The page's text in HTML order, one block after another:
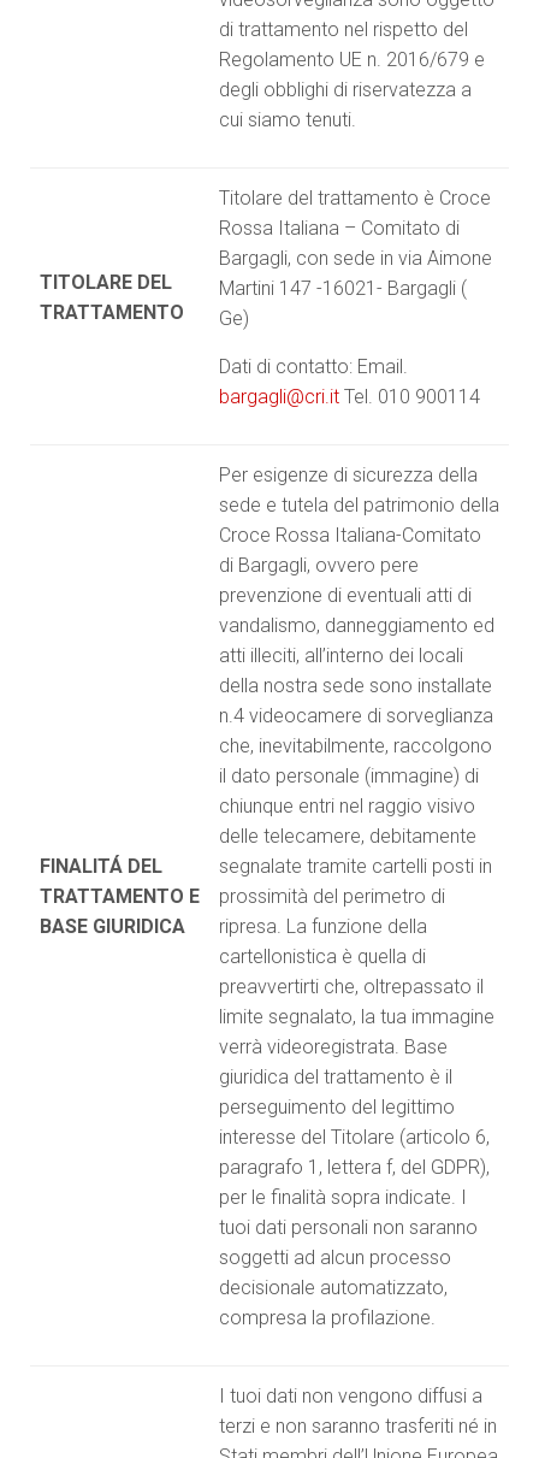
di trattamento nel rispetto del
Regolamento UE n. 2016/679 e
degli obblighi di riservatezza a
cui siamo tenuti.
TITOLARE DEL
TRATTAMENTO
Titolare del trattamento è Croce
Rossa Italiana – Comitato di
Bargagli, con sede in via Aimone
Martini 147 -16021- Bargagli (
Ge)
Dati di contatto: Email.
bargagli@cri.it Tel. 010 900114
FINALITÁ DEL
TRATTAMENTO E
BASE GIURIDICA
Per esigenze di sicurezza della
sede e tutela del patrimonio della
Croce Rossa Italiana-Comitato
di Bargagli, ovvero pere
prevenzione di eventuali atti di
vandalismo, danneggiamento ed
atti illeciti, all’interno dei locali
della nostra sede sono installate
n.4 videocamere di sorveglianza
che, inevitabilmente, raccolgono
il dato personale (immagine) di
chiunque entri nel raggio visivo
delle telecamere, debitamente
segnalate tramite cartelli posti in
prossimità del perimetro di
ripresa. La funzione della
cartellonistica è quella di
preavvertirti che, oltrepassato il
limite segnalato, la tua immagine
verrà videoregistrata. Base
giuridica del trattamento è il
perseguimento del legittimo
interesse del Titolare (articolo 6,
paragrafo 1, lettera f, del GDPR),
per le finalità sopra indicate. I
tuoi dati personali non saranno
soggetti ad alcun processo
decisionale automatizzato,
compresa la profilazione.
I tuoi dati non vengono diffusi a
terzi e non saranno trasferiti né in